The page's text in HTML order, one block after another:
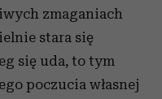
zmaganiach
stara się
się uda, to tym
poczucia własnej